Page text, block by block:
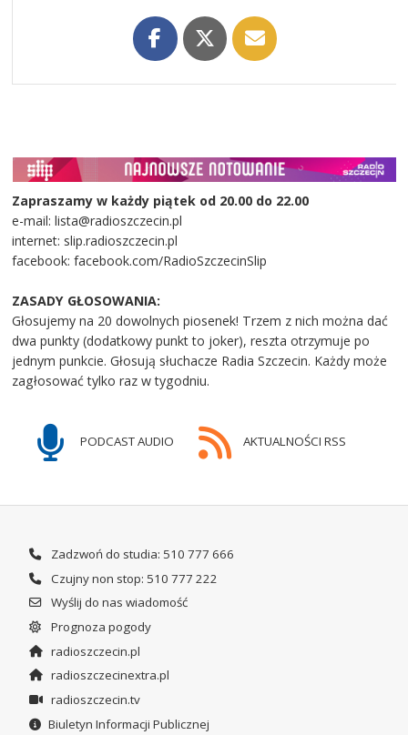
Zapraszamy w każdy piątek od 20.00 do 22.00
e-mail: lista@radioszczecin.pl
internet: slip.radioszczecin.pl
facebook: facebook.com/RadioSzczecinSlip
ZASADY GŁOSOWANIA:
Głosujemy na 20 dowolnych piosenek! Trzem z nich można dać
dwa punkty (dodatkowy punkt to joker), reszta otrzymuje po
jednym punkcie. Głosują słuchacze Radia Szczecin. Każdy może
zagłosować tylko raz w tygodniu.
PODCAST AUDIO AKTUALNOŚCI RSS
Zadzwoń do studia: 510 777 666
Czujny non stop: 510 777 222
Wyślij do nas wiadomość
Prognoza pogody
radioszczecin.pl
radioszczecinextra.pl
radioszczecin.tv
Biuletyn Informacji Publicznej